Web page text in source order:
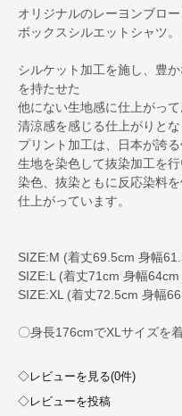
オリジナルのレーヨンブロ
ボックスシルエットシャツ。
シルケット加工を施し、豊
を持たせた
他にない生地感に仕上がっ
清涼感を感じる仕上がりとな
プリント加工は、日本が誇
生地を染色して抜染加工を行
染色、抜染ともに反応染料
仕上がっています。
SIZE:M (着丈69.5cm 身幅
SIZE:L (着丈71cm 身幅
SIZE:XL (着丈72.5cm 身幅
〇身長176cmでXLサイズを
◇レビューを見る(0件)
◇レビューを投稿